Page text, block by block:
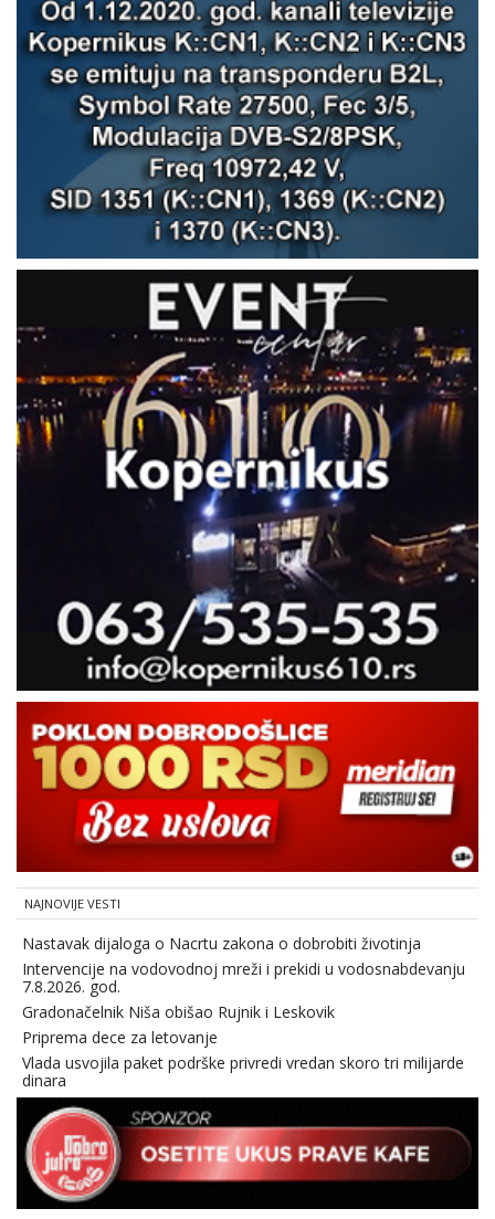
NAJNOVIJE VESTI
Nastavak dijaloga o Nacrtu zakona o dobrobiti životinja
Intervencije na vodovodnoj mreži i prekidi u vodosnabdevanju
7.8.2026. god.
Gradonačelnik Niša obišao Rujnik i Leskovik
Priprema dece za letovanje
Vlada usvojila paket podrške privredi vredan skoro tri milijarde
dinara